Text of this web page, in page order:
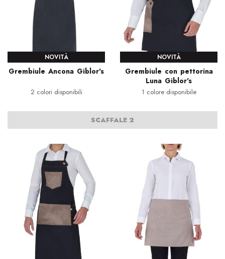
NOVITÀ
Grembiule Ancona Giblor's
2 colori disponibili
NOVITÀ
Grembiule con pettorina
Luna Giblor's
1 colore disponibile
SCAFFALE 2